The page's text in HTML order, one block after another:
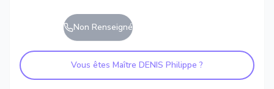
Non Renseigné
Vous êtes Maître DENIS Philippe ?